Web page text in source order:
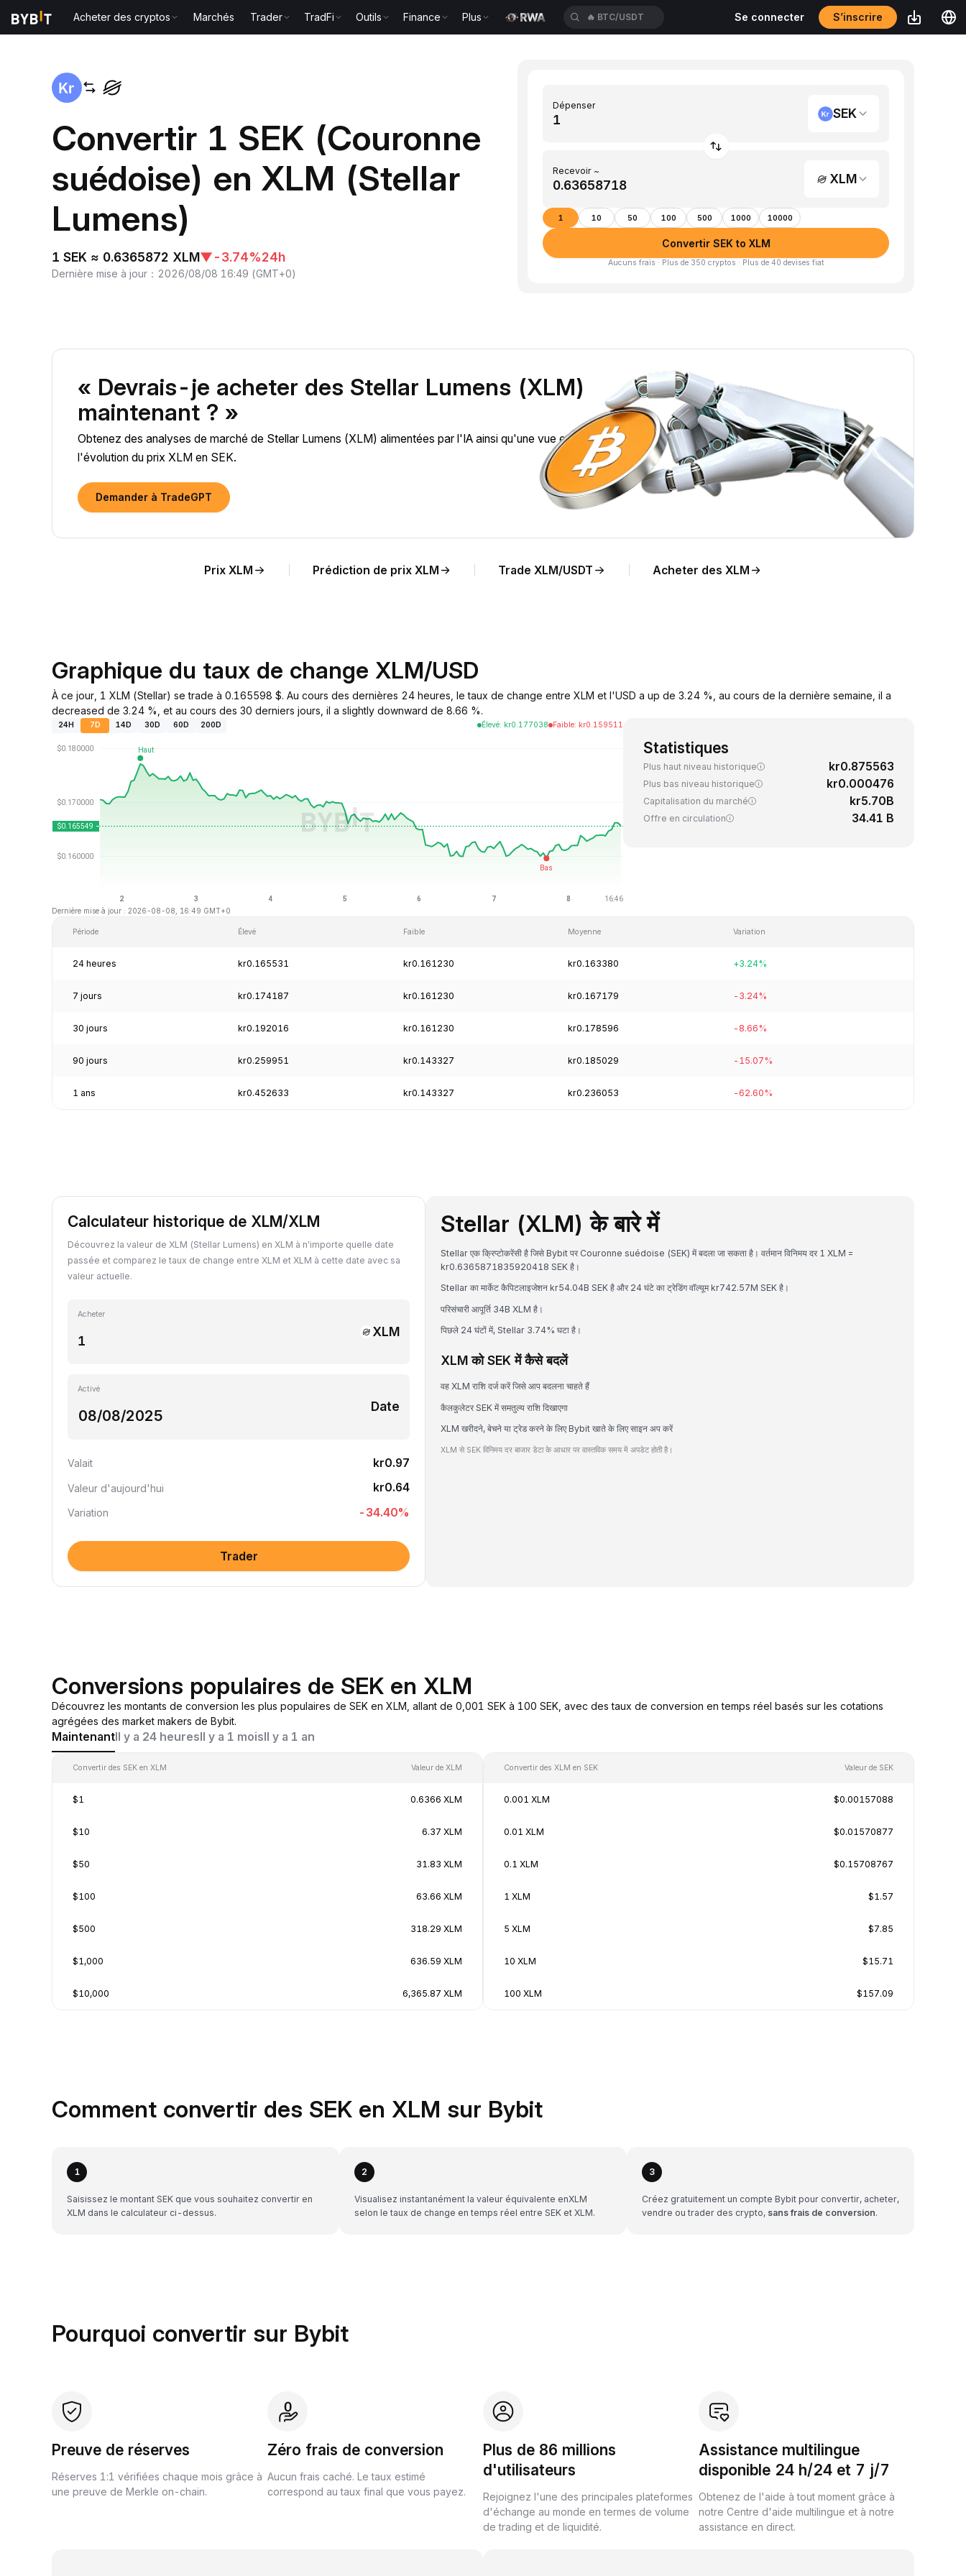
Acheter des cryptos Marchés Trader TradFi Outils Finance Plus 🔥 BTC/USDT Se connecter S’inscrire
Convertir 1 SEK (Couronne
suédoise) en XLM (Stellar
Lumens)
1 SEK ≈ 0.6365872 XLM▼-3.74%24h
Dernière mise à jour ： 2026/08/08 16:49 (GMT+0)
Dépenser
SEK
Recevoir ~
XLM
1 10 50 100 500 1000 10000
Convertir SEK to XLM
Aucuns frais · Plus de 350 cryptos · Plus de 40 devises fiat
« Devrais-je acheter des Stellar Lumens (XLM)
maintenant ? »
Obtenez des analyses de marché de Stellar Lumens (XLM) alimentées par l'IA ainsi qu'une vue en temps réel de
l'évolution du prix XLM en SEK.
Demander à TradeGPT
Prix XLM Prédiction de prix XLM Trade XLM/USDT Acheter des XLM
Graphique du taux de change XLM/USD
À ce jour, 1 XLM (Stellar) se trade à 0.165598 $. Au cours des dernières 24 heures, le taux de change entre XLM et l'USD a up de 3.24 %, au cours de la dernière semaine, il a
decreased de 3.24 %, et au cours des 30 derniers jours, il a slightly downward de 8.66 %.
24H 7D 14D 30D 60D 200D Élevé: kr0.177038 Faible: kr0.159511
Dernière mise à jour : 2026-08-08, 16:49 GMT+0
Statistiques
Plus haut niveau historique kr0.875563
Plus bas niveau historique kr0.000476
Capitalisation du marché kr5.70B
Offre en circulation 34.41 B
Période Élevé Faible Moyenne Variation
24 heures kr0.165531 kr0.161230 kr0.163380 +3.24%
7 jours kr0.174187 kr0.161230 kr0.167179 -3.24%
30 jours kr0.192016 kr0.161230 kr0.178596 -8.66%
90 jours kr0.259951 kr0.143327 kr0.185029 -15.07%
1 ans kr0.452633 kr0.143327 kr0.236053 -62.60%
Calculateur historique de XLM/XLM
Découvrez la valeur de XLM (Stellar Lumens) en XLM à n'importe quelle date
passée et comparez le taux de change entre XLM et XLM à cette date avec sa
valeur actuelle.
Acheter
XLM
Activé
Date
Valait kr0.97
Valeur d'aujourd'hui kr0.64
Variation -34.40%
Trader
Stellar (XLM) के बारे में
Stellar एक क्रिप्टोकरेंसी है जिसे Bybit पर Couronne suédoise (SEK) में बदला जा सकता है। वर्तमान विनिमय दर 1 XLM =
kr0.6365871835920418 SEK है।
Stellar का मार्केट कैपिटलाइजेशन kr54.04B SEK है और 24 घंटे का ट्रेडिंग वॉल्यूम kr742.57M SEK है।
परिसंचारी आपूर्ति 34B XLM है।
पिछले 24 घंटों में, Stellar 3.74% घटा है।
XLM को SEK में कैसे बदलें
वह XLM राशि दर्ज करें जिसे आप बदलना चाहते हैं
कैलकुलेटर SEK में समतुल्य राशि दिखाएगा
XLM खरीदने, बेचने या ट्रेड करने के लिए Bybit खाते के लिए साइन अप करें
XLM से SEK विनिमय दर बाजार डेटा के आधार पर वास्तविक समय में अपडेट होती है।
Conversions populaires de SEK en XLM
Découvrez les montants de conversion les plus populaires de SEK en XLM, allant de 0,001 SEK à 100 SEK, avec des taux de conversion en temps réel basés sur les cotations
agrégées des market makers de Bybit.
MaintenantIl y a 24 heuresIl y a 1 moisIl y a 1 an
Convertir des SEK en XLM Valeur de XLM
$1 0.6366 XLM
$10 6.37 XLM
$50 31.83 XLM
$100 63.66 XLM
$500 318.29 XLM
$1,000 636.59 XLM
$10,000 6,365.87 XLM
Convertir des XLM en SEK Valeur de SEK
0.001 XLM $0.00157088
0.01 XLM $0.01570877
0.1 XLM $0.15708767
1 XLM $1.57
5 XLM $7.85
10 XLM $15.71
100 XLM $157.09
Comment convertir des SEK en XLM sur Bybit
1
Saisissez le montant SEK que vous souhaitez convertir en
XLM dans le calculateur ci-dessus.
2
Visualisez instantanément la valeur équivalente enXLM
selon le taux de change en temps réel entre SEK et XLM.
3
Créez gratuitement un compte Bybit pour convertir, acheter,
vendre ou trader des crypto, sans frais de conversion.
Pourquoi convertir sur Bybit
Preuve de réserves
Réserves 1:1 vérifiées chaque mois grâce à
une preuve de Merkle on-chain.
Zéro frais de conversion
Aucun frais caché. Le taux estimé
correspond au taux final que vous payez.
Plus de 86 millions
d'utilisateurs
Rejoignez l'une des principales plateformes
d'échange au monde en termes de volume
de trading et de liquidité.
Assistance multilingue
disponible 24 h/24 et 7 j/7
Obtenez de l'aide à tout moment grâce à
notre Centre d'aide multilingue et à notre
assistance en direct.